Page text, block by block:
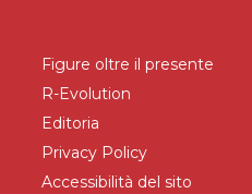
Figure oltre il presente
R-Evolution
Editoria
Privacy Policy
Accessibilità del sito